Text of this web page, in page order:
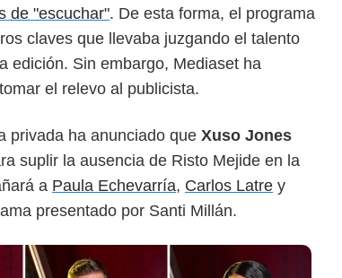
de "escuchar". De esta forma, el programa
claves que llevaba juzgando el talento
edición. Sin embargo, Mediaset ha
el relevo al publicista.
privada ha anunciado que Xuso Jones
suplir la ausencia de Risto Mejide en la
a Paula Echevarría, Carlos Latre y
presentado por Santi Millán.